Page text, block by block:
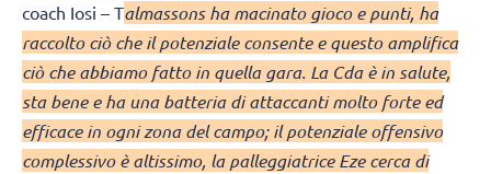
coach Iosi – Talmassons ha macinato gioco e punti, ha
raccolto ciò che il potenziale consente e questo amplifica
ciò che abbiamo fatto in quella gara. La Cda è in salute,
sta bene e ha una batteria di attaccanti molto forte ed
efficace in ogni zona del campo; il potenziale offensivo
complessivo è altissimo, la palleggiatrice Eze cerca di